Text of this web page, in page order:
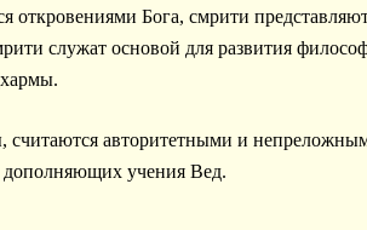
откровениями Бога, смрити
служат основой для развития
авторитетными и
учения Вед.